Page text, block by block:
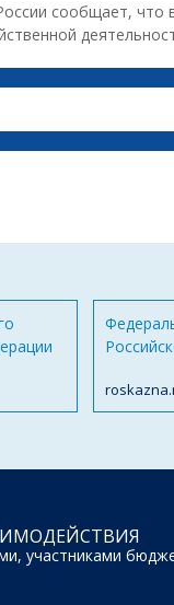
сообщает, что
участниками